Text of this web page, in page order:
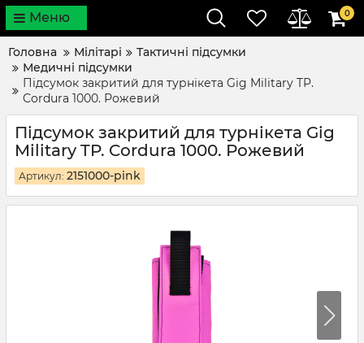
Меню 0
Головна Мілітарі
Тактичні підсумки
Медичні підсумки
Підсумок закритий для турнікета Gig Military TP.
Cordura 1000. Рожевий
Підсумок закритий для турнікета Gig
Military TP. Cordura 1000. Рожевий
Артикул: 2151000-pink